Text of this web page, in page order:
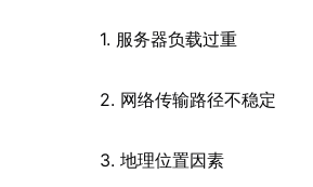
1. 服务器负载过重
2. 网络传输路径不稳定
3. 地理位置因素